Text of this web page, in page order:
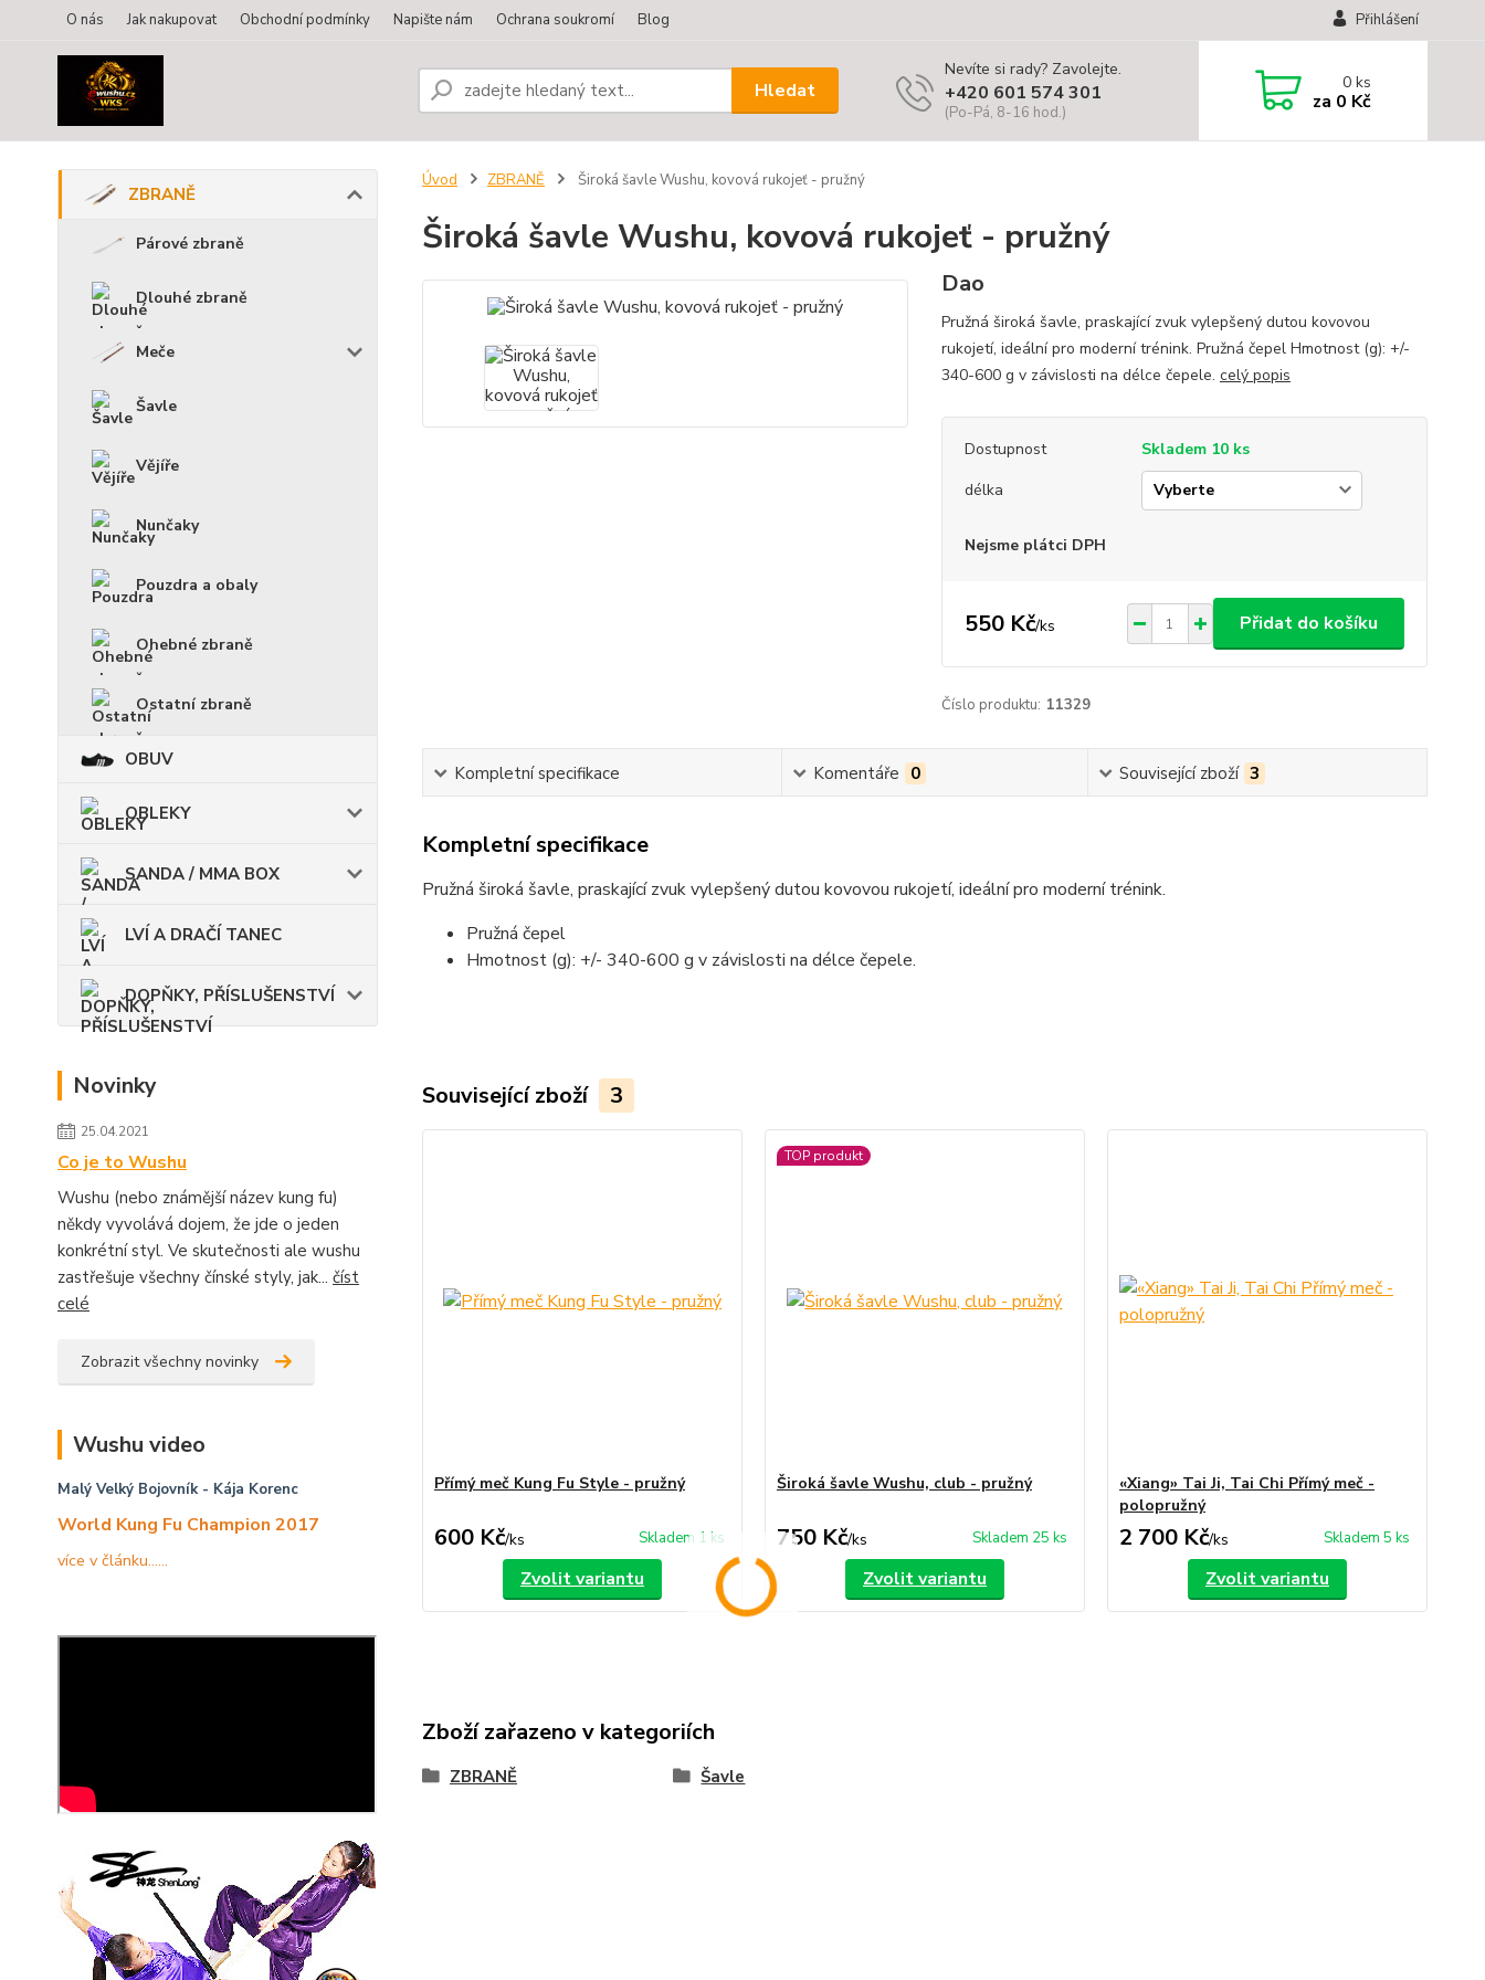
O nás Jak nakupovat Obchodní podmínky Napište nám Ochrana soukromí Blog Přihlášení
Hledat
Nevíte si rady? Zavolejte.
+420 601 574 301
(Po-Pá, 8-16 hod.)
0ks
za 0 Kč
ZBRANĚ
Párové zbraně
Dlouhé zbraně
Meče
Šavle
Vějíře
Nunčaky
Pouzdra a obaly
Ohebné zbraně
Ostatní zbraně
OBUV
OBLEKY
SANDA / MMA BOX
LVÍ A DRAČÍ TANEC
DOPŇKY, PŘÍSLUŠENSTVÍ
Novinky
25.04.2021
Co je to Wushu
Wushu (nebo známější název kung fu)
někdy vyvolává dojem, že jde o jeden
konkrétní styl. Ve skutečnosti ale wushu
zastřešuje všechny čínské styly, jak... číst
celé
Zobrazit všechny novinky
Wushu video
Malý Velký Bojovník- Kája Korenc
World Kung Fu Champion 2017
více v článku......
Úvod ZBRANĚ Široká šavle Wushu, kovová rukojeť - pružný
Široká šavle Wushu, kovová rukojeť - pružný
Dao
Pružná široká šavle, praskající zvuk vylepšený dutou kovovou
rukojetí, ideální pro moderní trénink. Pružná čepel Hmotnost (g): +/-
340-600 g v závislosti na délce čepele. celý popis
Dostupnost
Skladem 10 ks
délka
Nejsme plátci DPH
550 Kč/ks Přidat do košíku
Číslo produktu: 11329
Kompletní specifikace Komentáře 0 Související zboží 3
Kompletní specifikace
Pružná široká šavle, praskající zvuk vylepšený dutou kovovou rukojetí, ideální pro moderní trénink.
Pružná čepel
Hmotnost (g): +/- 340-600 g v závislosti na délce čepele.
Související zboží 3
Přímý meč Kung Fu Style - pružný
600 Kč/ks Skladem 1 ks
Zvolit variantu
TOP produkt
Široká šavle Wushu, club - pružný
750 Kč/ks Skladem 25 ks
Zvolit variantu
«Xiang» Tai Ji, Tai Chi Přímý meč -
polopružný
2 700 Kč/ks Skladem 5 ks
Zvolit variantu
Zboží zařazeno v kategoriích
ZBRANĚ Šavle